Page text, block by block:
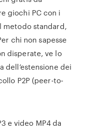
giochi PC con i
standard,
chi non sapesse
disperate, ve lo
dell’estensione dei
P2P (peer-to-
e video MP4 da